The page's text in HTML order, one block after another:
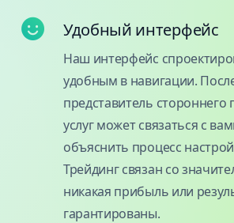
Удобный интерфейс
Наш интерфейс
удобным в навигации.
представитель стороннего
услуг может связаться с
объяснить процесс
Трейдинг связан со
никакая прибыль или
гарантированы.